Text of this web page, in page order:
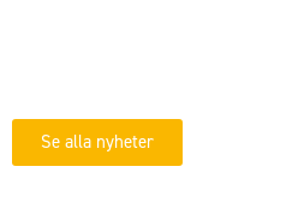
Se alla nyheter